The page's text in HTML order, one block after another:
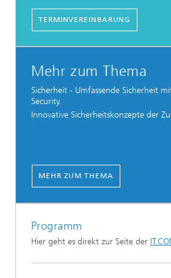
TERMINVEREINBARUNG
Mehr zum Thema
Sicherheit - Umfassende Sicherheit
Security.
Innovative Sicherheitskonzepte der
MEHR ZUM THEMA
Programm
Hier geht es direkt zur Seite der